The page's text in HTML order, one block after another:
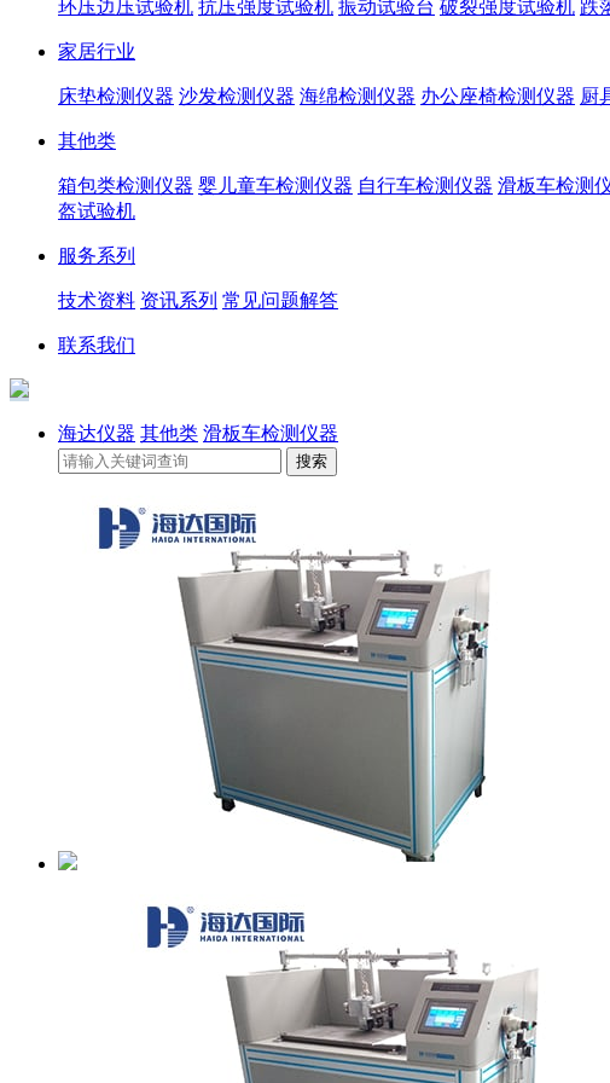
环压边压试验机 抗压强度试验机 振动试验台 破裂强度试验机 跌
家居行业
床垫检测仪器 沙发检测仪器 海绵检测仪器 办公座椅检测仪器 厨
其他类
箱包类检测仪器 婴儿童车检测仪器 自行车检测仪器 滑板车检测
盔试验机
服务系列
技术资料 资讯系列 常见问题解答
联系我们
海达仪器 其他类 滑板车检测仪器